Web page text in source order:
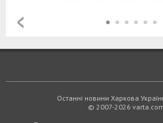
Останні новини Харкова
© 2007-2026